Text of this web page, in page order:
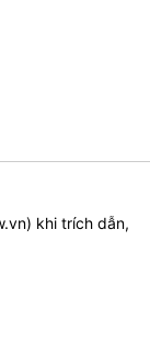
) khi trích dẫn,